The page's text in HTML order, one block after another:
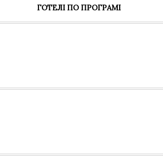
ГОТЕЛІ ПО ПРОГРАМІ